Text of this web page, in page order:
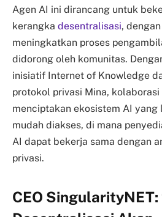
Agen AI ini dirancang untuk
kerangka desentralisasi,
meningkatkan proses
didorong oleh komunitas.
inisiatif Internet of Knowledge
protokol privasi Mina,
menciptakan ekosistem AI
mudah diakses, di mana
AI dapat bekerja sama dengan
privasi.
CEO SingularityNET: